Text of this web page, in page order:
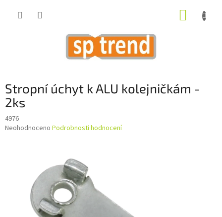
Stropní úchyt k ALU kolejničkám -
2ks
4976
Průměrné
hvězdiček.
Neohodnoceno Podrobnosti hodnocení